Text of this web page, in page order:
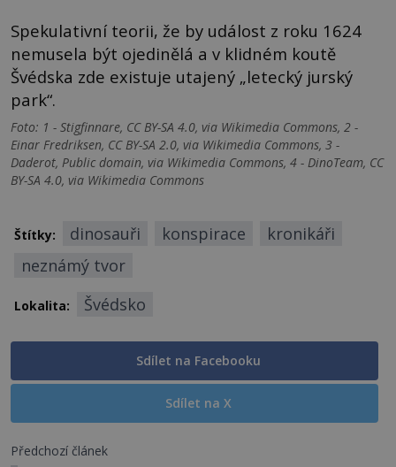
Spekulativní teorii, že by událost z roku 1624
nemusela být ojedinělá a v klidném koutě
Švédska zde existuje utajený „letecký jurský
park“.
Foto: 1 - Stigfinnare, CC BY-SA 4.0, via Wikimedia Commons, 2 -
Einar Fredriksen, CC BY-SA 2.0, via Wikimedia Commons, 3 -
Daderot, Public domain, via Wikimedia Commons, 4 - DinoTeam, CC
BY-SA 4.0, via Wikimedia Commons
Štítky: dinosauři konspirace
kronikáři
neznámý tvor
Lokalita: Švédsko
Sdílet na Facebooku
Sdílet na X
Předchozí článek